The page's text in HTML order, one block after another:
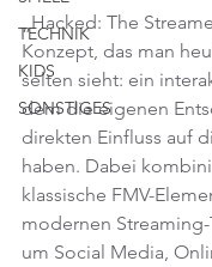
TECHNIK
KIDS
SONSTIGES
„Hacked: The
Konzept, das man
selten sieht: ein
dem die eigenen
direkten Einfluss auf
haben. Dabei
klassische FMV-
modernen
um Social Media,